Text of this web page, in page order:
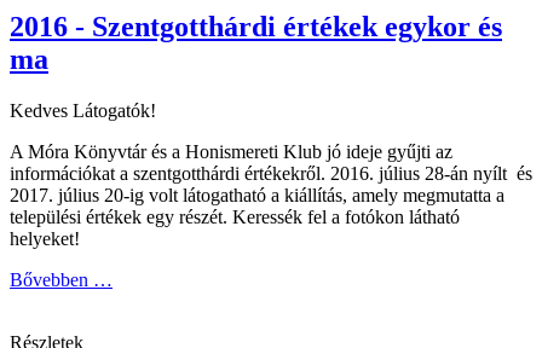
2016 - Szentgotthárdi értékek egykor és
ma
Kedves Látogatók!
A Móra Könyvtár és a Honismereti Klub jó ideje gyűjti az
információkat a szentgotthárdi értékekről. 2016. július 28-án nyílt és
2017. július 20-ig volt látogatható a kiállítás, amely megmutatta a
települési értékek egy részét. Keressék fel a fotókon látható
helyeket!
Bővebben …
Részletek